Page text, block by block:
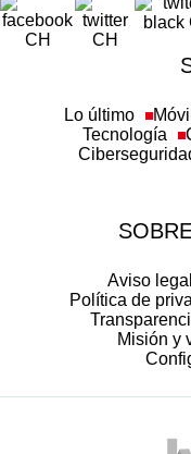
Tecnología
Política de
Misión y